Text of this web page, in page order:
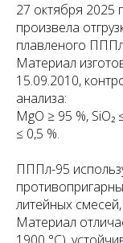
27 октября
произвела
плавленого
Материал
15.09.2010,
анализа:
MgO ≥ 95 %, SiO₂
≤ 0,5 %.
ПППл-95
литейных
Материал